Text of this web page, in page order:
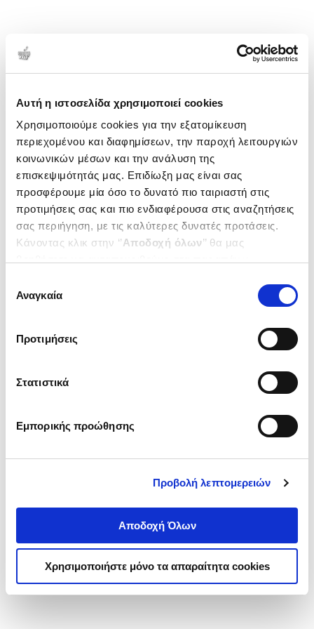
Αυτή η ιστοσελίδα χρησιμοποιεί cookies
Χρησιμοποιούμε cookies για την εξατομίκευση
περιεχομένου και διαφημίσεων, την παροχή λειτουργιών
κοινωνικών μέσων και την ανάλυση της
επισκεψιμότητάς μας. Επιδίωξη μας είναι σας
προσφέρουμε μία όσο το δυνατό πιο ταιριαστή στις
προτιμήσεις σας και πιο ενδιαφέρουσα στις αναζητήσεις
σας περιήγηση, με τις καλύτερες δυνατές προτάσεις.
Κάνοντας κλικ στην ‘’Αποδοχή όλων’’ θα μας
ενδιαφέρουν και να επιλέξετε από τα παρακάτω με την
΄΄και να ενημερωθείτε σχετικά με
συγκατάθεσης
Αναγκαία
Προτιμήσεις
Στατιστικά
Εμπορικής προώθησης
Προβολή λεπτομερειών
Αποδοχή Όλων
Χρησιμοποιήστε μόνο τα απαραίτητα cookies